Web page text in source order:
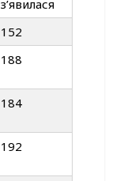
з’явилася
152
188
184
192